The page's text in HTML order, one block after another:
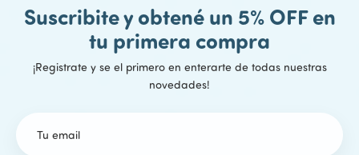
Suscribite y obtené un 5% OFF en
tu primera compra
¡Registrate y se el primero en enterarte de todas nuestras
novedades!